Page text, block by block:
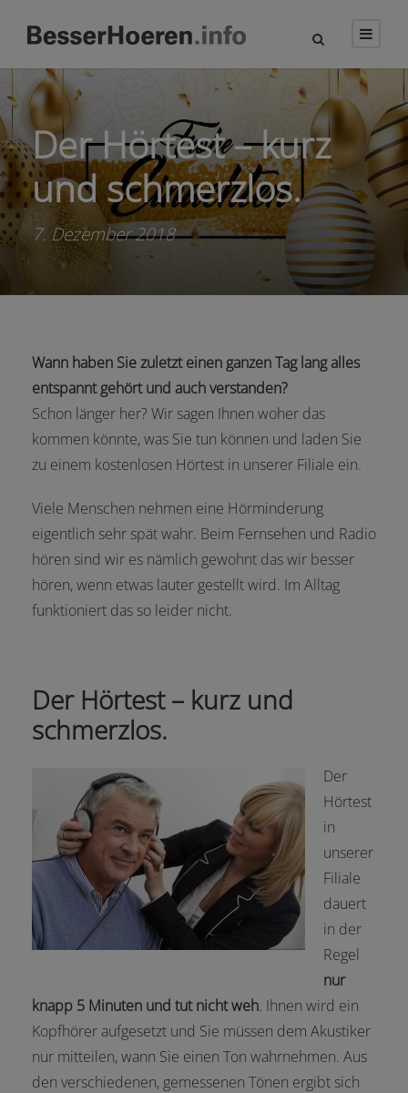
Der Hörtest – kurz
und schmerzlos.
7. Dezember 2018
Wann haben Sie zuletzt einen ganzen Tag lang alles
entspannt gehört und auch verstanden?
Schon länger her? Wir sagen Ihnen woher das
kommen könnte, was Sie tun können und laden Sie
zu einem kostenlosen Hörtest in unserer Filiale ein.
Viele Menschen nehmen eine Hörminderung
eigentlich sehr spät wahr. Beim Fernsehen und Radio
hören sind wir es nämlich gewohnt das wir besser
hören, wenn etwas lauter gestellt wird. Im Alltag
funktioniert das so leider nicht.
Der Hörtest – kurz und
schmerzlos.
Der
Hörtest
in
unserer
Filiale
dauert
in der
Regel
nur
knapp 5 Minuten und tut nicht weh. Ihnen wird ein
Kopfhörer aufgesetzt und Sie müssen dem Akustiker
nur mitteilen, wann Sie einen Ton wahrnehmen. Aus
den verschiedenen, gemessenen Tönen ergibt sich